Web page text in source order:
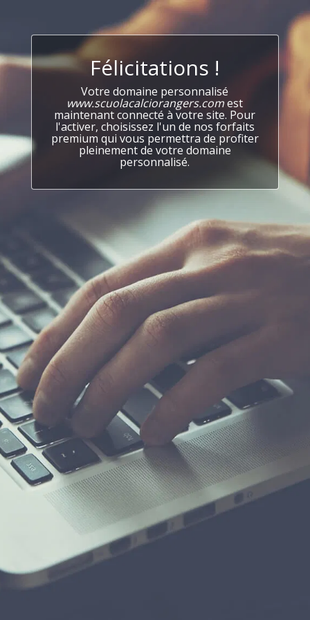
Félicitations !
Votre domaine personnalisé
www.scuolacalciorangers.comest
maintenant connecté à votre site. Pour
l'activer, choisissez l'un de nos forfaits
premium qui vous permettra de profiter
pleinement de votre domaine
personnalisé.